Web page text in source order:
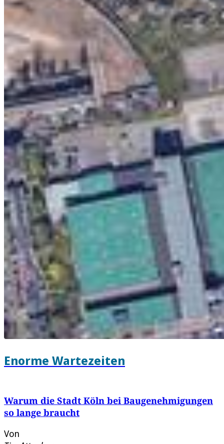
Enorme Wartezeiten
Warum die Stadt Köln bei Baugenehmigungen
so lange braucht
Von